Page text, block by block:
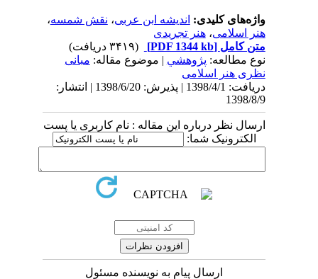
واژه‌های کلیدی:اندیشه ابن عربی ،نقش شمسه،
هنر اسلامی،
هنر تجریدی
متن کامل[PDF 1344 kb]
(۳۴۱۹ دریافت)
نوع مطالعه: پژوهشي | موضوع مقاله:مبانی
نظری هنر اسلامی
دریافت: 1398/4/1 | پذیرش: 1398/6/20 | انتشار:
ارسال نظر درباره این مقاله : نام کاربری یا پست
الکترونیک شما:
ارسال پیام به نویسنده مسئول